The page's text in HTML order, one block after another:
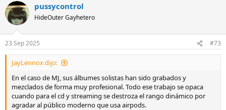
c
c
i
e
s
pussycontrol
HideOuter Gayhetero
23 Sep 2025 #73
JayLennox dijo:
En el caso de MJ, sus álbumes solistas han sido grabados y
mezclados de forma muy profesional. Todo ese trabajo se opaca
cuando para el cd y streaming se destroza el rango dinámico por
agradar al público moderno que usa airpods.